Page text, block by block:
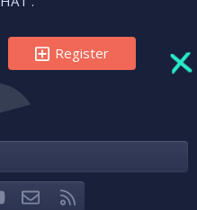
Register
youtubeLiên hệ